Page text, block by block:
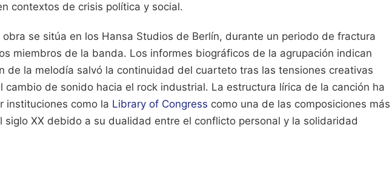
contextos de crisis política y social.
obra se sitúa en los Hansa Studios de Berlín, durante un periodo de fractura
miembros de la banda. Los informes biográficos de la agrupación indican
de la melodía salvó la continuidad del cuarteto tras las tensiones creativas
cambio de sonido hacia el rock industrial. La estructura lírica de la canción ha
instituciones como la Library of Congress como una de las composiciones más
siglo XX debido a su dualidad entre el conflicto personal y la solidaridad